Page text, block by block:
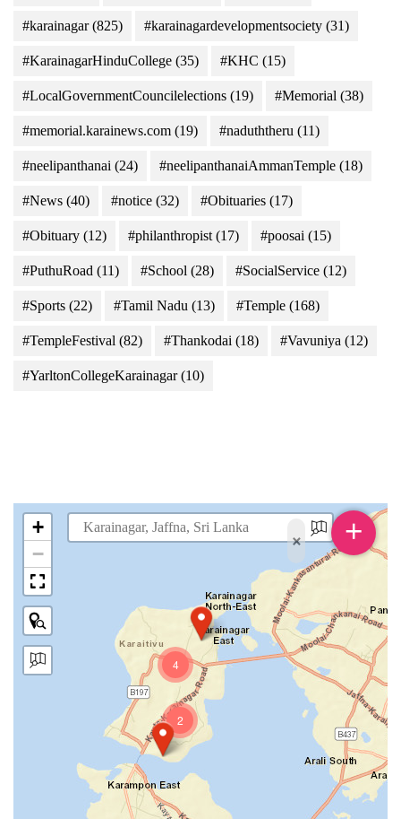
#karainagar(825) #karainagardevelopmentsociety (31)
#KarainagarHinduCollege (35) #KHC (15)
#LocalGovernmentCouncilelections (19) #Memorial (38)
#memorial.karainews.com (19) #naduththeru (11)
#neelipanthanai (24) #neelipanthanaiAmmanTemple (18)
#News (40) #notice (32) #Obituaries (17)
#Obituary (12) #philanthropist (17) #poosai (15)
#PuthuRoad (11) #School (28) #SocialService (12)
#Sports (22) #Tamil Nadu (13) #Temple (168)
#TempleFestival (82) #Thankodai (18) #Vavuniya (12)
#YarltonCollegeKarainagar(10)
4
2
+
−
× +